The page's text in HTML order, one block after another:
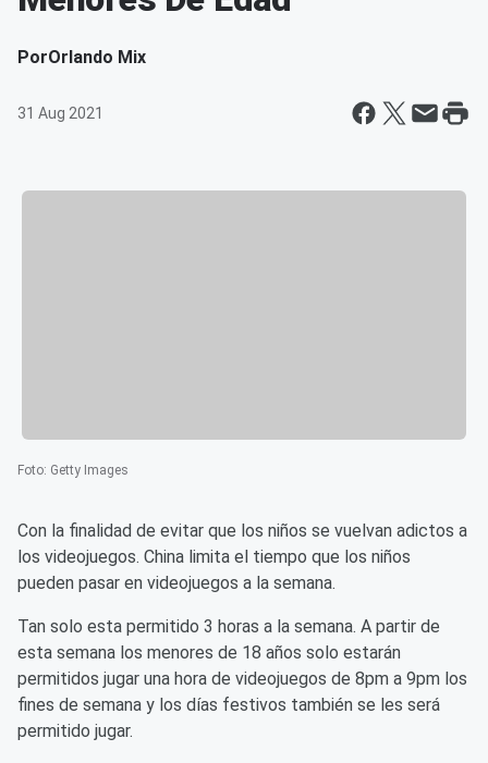
PorOrlando Mix
31 Aug 2021
Foto: Getty Images
Con la finalidad de evitar que los niños se vuelvan adictos a
los videojuegos. China limita el tiempo que los niños
pueden pasar en videojuegos a la semana.
Tan solo esta permitido 3 horas a la semana. A partir de
esta semana los menores de 18 años solo estarán
permitidos jugar una hora de videojuegos de 8pm a 9pm los
fines de semana y los días festivos también se les será
permitido jugar.